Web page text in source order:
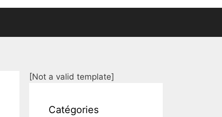
[Not a valid template]
Catégories